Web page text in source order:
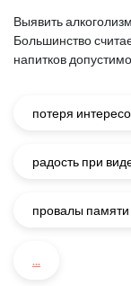
Выявить
Большинство
напитков
потеря
радость при
провалы памяти
...